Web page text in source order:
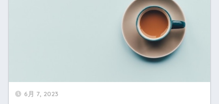
6月 7, 2023